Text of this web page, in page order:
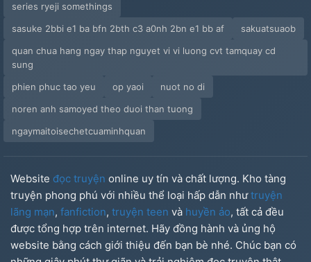
series ryeji somethings
sasuke 2bbi e1 ba bfn 2bth c3 a0nh 2bn e1 bb af
sakuatsuaob
quan chua hang ngay thap nguyet vi vi luong cvt tamquay cd
sung
phien phuc tao yeu
op yaoi
nuot no di
noren anh samoyed theo duoi than tuong
ngaymaitoisechetcuaminhquan
Website đọc truyện online uy tín và chất lượng. Kho tàng
truyện phong phú với nhiều thể loại hấp dẫn nhưtruyện
lãng mạn, fanfiction, truyện teen và huyền ảo, tất cả đều
được tổng hợp trên internet. Hãy đồng hành và ủng hộ
website bằng cách giới thiệu đến bạn bè nhé. Chúc bạn có